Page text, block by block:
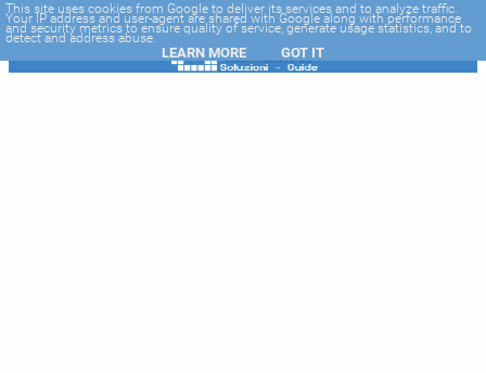
-->
This site uses cookies from Google to deliver its services and to analyze traffic.
Your IP address and user-agent are shared with Google along with performance
and security metrics to ensure quality of service, generate usage statistics, and to
detect and address abuse.
LEARN MORE GOT IT